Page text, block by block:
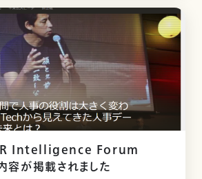
HR Intelligence Forum
容が掲載されました